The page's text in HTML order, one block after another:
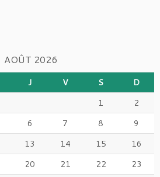
AOÛT 2026
J V S
D
1
2
6 7 8
9
13 14 15
16
20 21 22
23